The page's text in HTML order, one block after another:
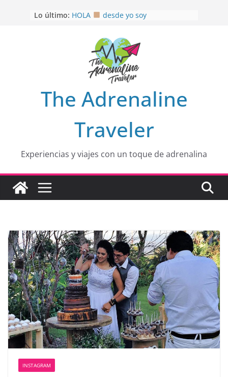
Lo último: HOLA
desde yo soy
EL SENDERO DEL CACAO: Excelente
opción
HOSPEDAJE AL NATURALSHH !!
OTRA PERSPECTIVA de RÍO EL
MULITO!
The Adrenaline
Traveler
Experiencias y viajes con un toque de adrenalina
INSTAGRAM